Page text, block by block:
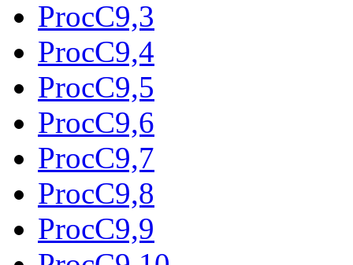
ProcC9,3
ProcC9,4
ProcC9,5
ProcC9,6
ProcC9,7
ProcC9,8
ProcC9,9